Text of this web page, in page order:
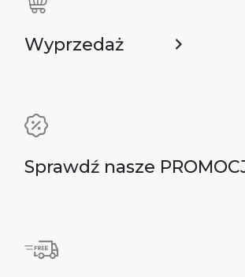
Wyprzedaż
Sprawdź nasze